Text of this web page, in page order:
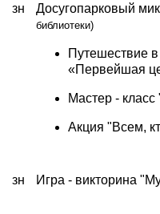
зн Досугопарковый
библиотеки)
Путешествие
«Первейшая
Мастер -
Акция "Всем,
зн Игра - викторина